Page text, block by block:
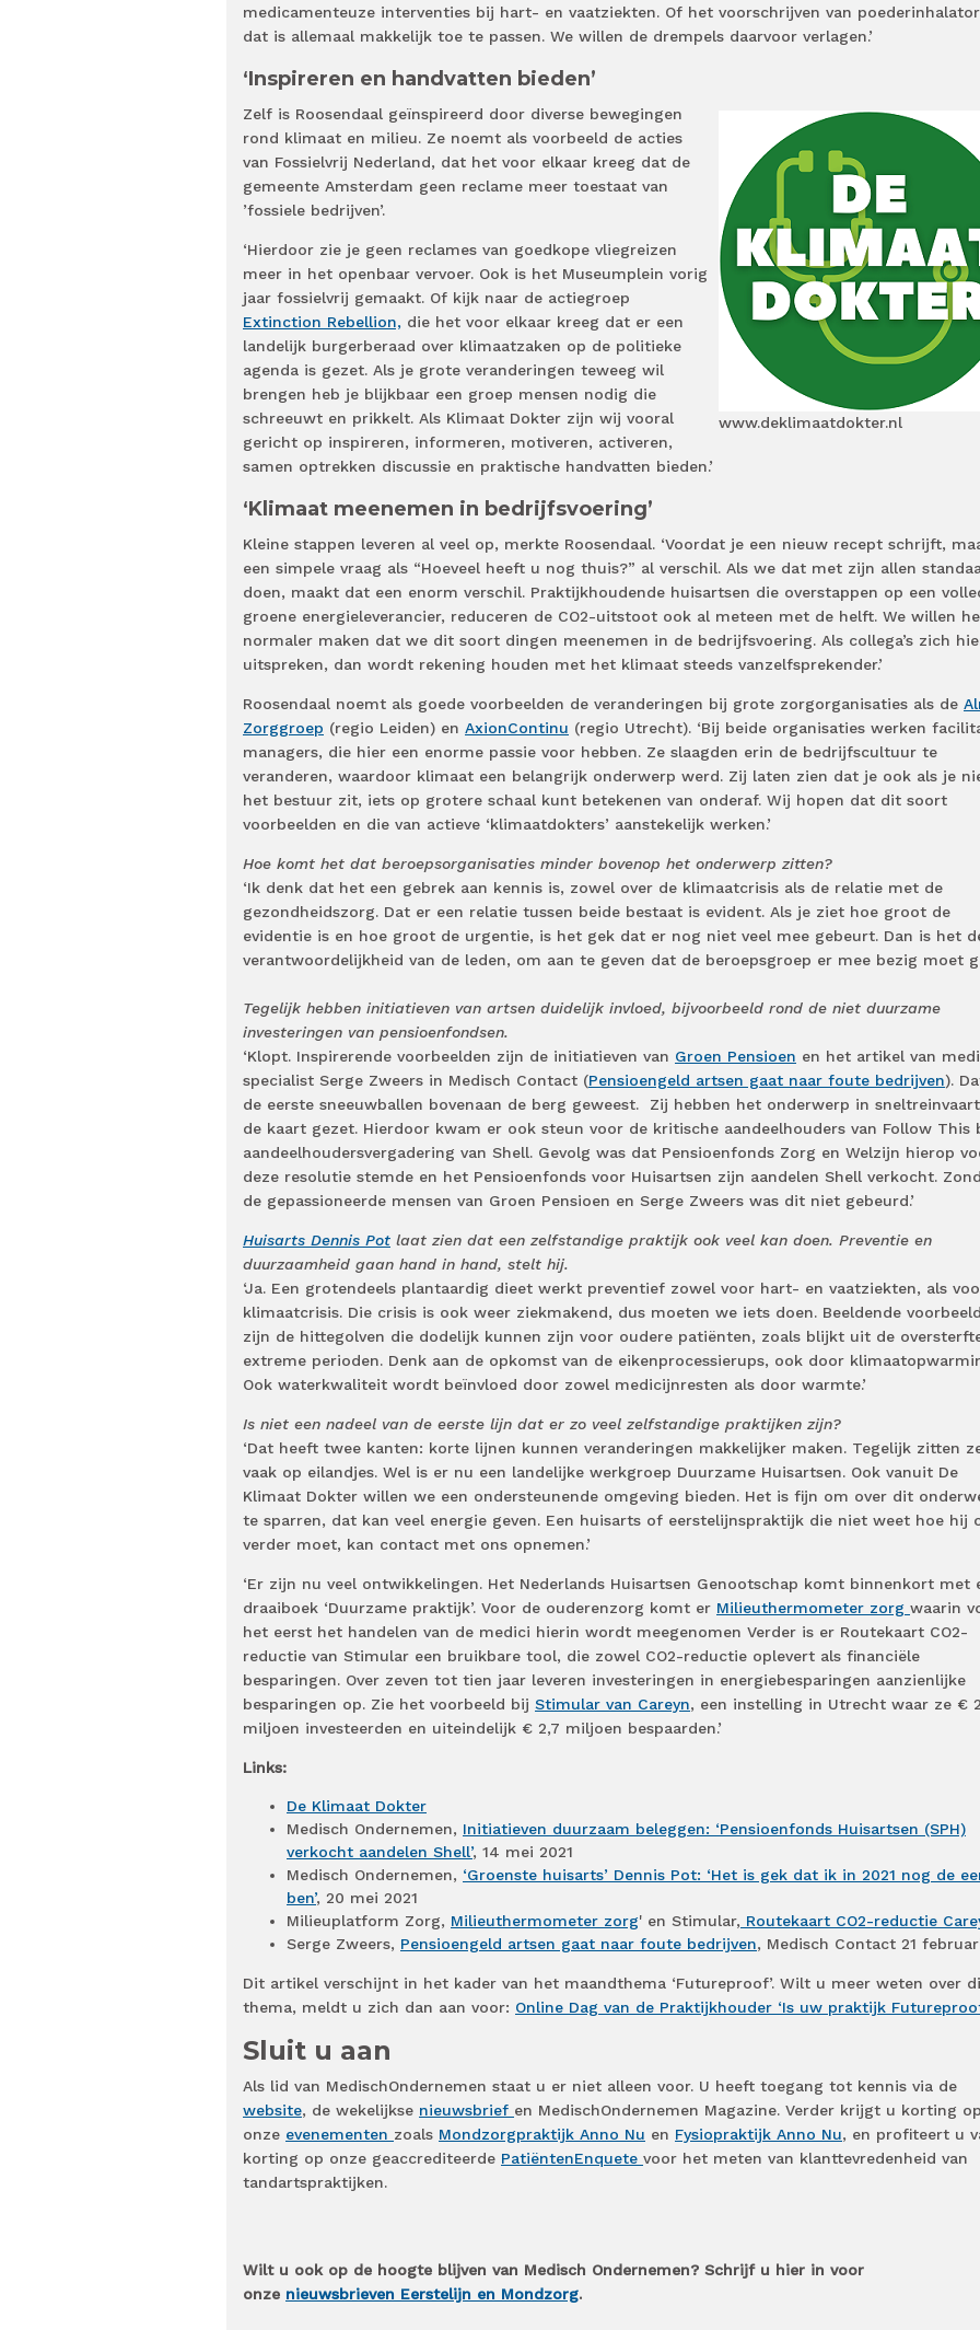
medicamenteuze interventies bij hart- en vaatziekten. Of het voorschrijven van
dat is allemaal makkelijk toe te passen. We willen de drempels daarvoor verlagen.’
‘Inspireren en handvatten bieden’
www.deklimaatdokter.nl
Zelf is Roosendaal geïnspireerd door diverse bewegingen
rond klimaat en milieu. Ze noemt als voorbeeld de acties
van Fossielvrij Nederland, dat het voor elkaar kreeg dat de
gemeente Amsterdam geen reclame meer toestaat van
’fossiele bedrijven’.
‘Hierdoor zie je geen reclames van goedkope vliegreizen
meer in het openbaar vervoer. Ook is het Museumplein vorig
jaar fossielvrij gemaakt. Of kijk naar de actiegroep
Extinction Rebellion, die het voor elkaar kreeg dat er een
landelijk burgerberaad over klimaatzaken op de politieke
agenda is gezet. Als je grote veranderingen teweeg wil
brengen heb je blijkbaar een groep mensen nodig die
schreeuwt en prikkelt. Als Klimaat Dokter zijn wij vooral
gericht op inspireren, informeren, motiveren, activeren,
samen optrekken discussie en praktische handvatten bieden.’
‘Klimaat meenemen in bedrijfsvoering’
Kleine stappen leveren al veel op, merkte Roosendaal. ‘Voordat je een nieuw recept schrijft,
een simpele vraag als “Hoeveel heeft u nog thuis?” al verschil. Als we dat met zijn allen
doen, maakt dat een enorm verschil. Praktijkhoudende huisartsen die overstappen op een
groene energieleverancier, reduceren de CO2-uitstoot ook al meteen met de helft. We willen
normaler maken dat we dit soort dingen meenemen in de bedrijfsvoering. Als collega’s zich
uitspreken, dan wordt rekening houden met het klimaat steeds vanzelfsprekender.’
Roosendaal noemt als goede voorbeelden de veranderingen bij grote zorgorganisaties als de
Zorggroep (regio Leiden) en AxionContinu (regio Utrecht). ‘Bij beide organisaties werken
managers, die hier een enorme passie voor hebben. Ze slaagden erin de bedrijfscultuur te
veranderen, waardoor klimaat een belangrijk onderwerp werd. Zij laten zien dat je ook als je
het bestuur zit, iets op grotere schaal kunt betekenen van onderaf. Wij hopen dat dit soort
voorbeelden en die van actieve ‘klimaatdokters’ aanstekelijk werken.’
Hoe komt het dat beroepsorganisaties minder bovenop het onderwerp zitten?
‘Ik denk dat het een gebrek aan kennis is, zowel over de klimaatcrisis als de relatie met de
gezondheidszorg. Dat er een relatie tussen beide bestaat is evident. Als je ziet hoe groot de
evidentie is en hoe groot de urgentie, is het gek dat er nog niet veel mee gebeurt. Dan is het
verantwoordelijkheid van de leden, om aan te geven dat de beroepsgroep er mee bezig moet
Tegelijk hebben initiatieven van artsen duidelijk invloed, bijvoorbeeld rond de niet duurzame
investeringen van pensioenfondsen.
‘Klopt. Inspirerende voorbeelden zijn de initiatieven van Groen Pensioen en het artikel van
specialist Serge Zweers in Medisch Contact (Pensioengeld artsen gaat naar foute bedrijven).
de eerste sneeuwballen bovenaan de berg geweest. Zij hebben het onderwerp in
de kaart gezet. Hierdoor kwam er ook steun voor de kritische aandeelhouders van Follow This
aandeelhoudersvergadering van Shell. Gevolg was dat Pensioenfonds Zorg en Welzijn hierop
deze resolutie stemde en het Pensioenfonds voor Huisartsen zijn aandelen Shell verkocht.
de gepassioneerde mensen van Groen Pensioen en Serge Zweers was dit niet gebeurd.’
Huisarts Dennis Pot laat zien dat een zelfstandige praktijk ook veel kan doen. Preventie en
duurzaamheid gaan hand in hand, stelt hij.
‘Ja. Een grotendeels plantaardig dieet werkt preventief zowel voor hart- en vaatziekten, als
klimaatcrisis. Die crisis is ook weer ziekmakend, dus moeten we iets doen. Beeldende
zijn de hittegolven die dodelijk kunnen zijn voor oudere patiënten, zoals blijkt uit de
extreme perioden. Denk aan de opkomst van de eikenprocessierups, ook door
Ook waterkwaliteit wordt beïnvloed door zowel medicijnresten als door warmte.’
Is niet een nadeel van de eerste lijn dat er zo veel zelfstandige praktijken zijn?
‘Dat heeft twee kanten: korte lijnen kunnen veranderingen makkelijker maken. Tegelijk zitten
vaak op eilandjes. Wel is er nu een landelijke werkgroep Duurzame Huisartsen. Ook vanuit De
Klimaat Dokter willen we een ondersteunende omgeving bieden. Het is fijn om over dit
te sparren, dat kan veel energie geven. Een huisarts of eerstelijnspraktijk die niet weet hoe hij
verder moet, kan contact met ons opnemen.’
‘Er zijn nu veel ontwikkelingen. Het Nederlands Huisartsen Genootschap komt binnenkort met
draaiboek ‘Duurzame praktijk’. Voor de ouderenzorg komt er Milieuthermometer zorg waarin
het eerst het handelen van de medici hierin wordt meegenomen Verder is er Routekaart CO2-
reductie van Stimular een bruikbare tool, die zowel CO2-reductie oplevert als financiële
besparingen. Over zeven tot tien jaar leveren investeringen in energiebesparingen aanzienlijke
besparingen op. Zie het voorbeeld bij Stimular van Careyn, een instelling in Utrecht waar ze €
miljoen investeerden en uiteindelijk € 2,7 miljoen bespaarden.’
Links:
De Klimaat Dokter
Medisch Ondernemen, Initiatieven duurzaam beleggen: ‘Pensioenfonds Huisartsen (SPH)
verkocht aandelen Shell’, 14 mei 2021
Medisch Ondernemen, ‘Groenste huisarts’ Dennis Pot: ‘Het is gek dat ik in 2021 nog de
ben’, 20 mei 2021
Milieuplatform Zorg, Milieuthermometer zorg' en Stimular, Routekaart CO2-reductie
Serge Zweers, Pensioengeld artsen gaat naar foute bedrijven, Medisch Contact 21
Dit artikel verschijnt in het kader van het maandthema ‘Futureproof’. Wilt u meer weten over
thema, meldt u zich dan aan voor: Online Dag van de Praktijkhouder ‘Is uw praktijk
Sluit u aan
Als lid van MedischOndernemen staat u er niet alleen voor. U heeft toegang tot kennis via de
website, de wekelijkse nieuwsbrief en MedischOndernemen Magazine. Verder krijgt u korting op
onze evenementen zoals Mondzorgpraktijk Anno Nu en Fysiopraktijk Anno Nu, en profiteert u
korting op onze geaccrediteerde PatiëntenEnquete voor het meten van klanttevredenheid van
tandartspraktijken.
Wilt u ook op de hoogte blijven van Medisch Ondernemen? Schrijf u hier in voor
onze nieuwsbrieven Eerstelijn en Mondzorg.